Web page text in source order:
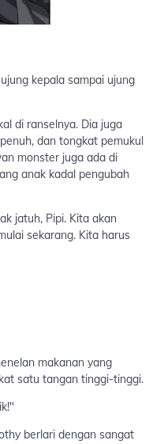
kepala sampai ujung
di ranselnya. Dia juga
dan tongkat pemukul
monster juga ada di
anak kadal pengubah
jatuh, Pipi. Kita akan
sekarang. Kita harus
makanan yang
satu tangan tinggi-tinggi.
berlari dengan sangat